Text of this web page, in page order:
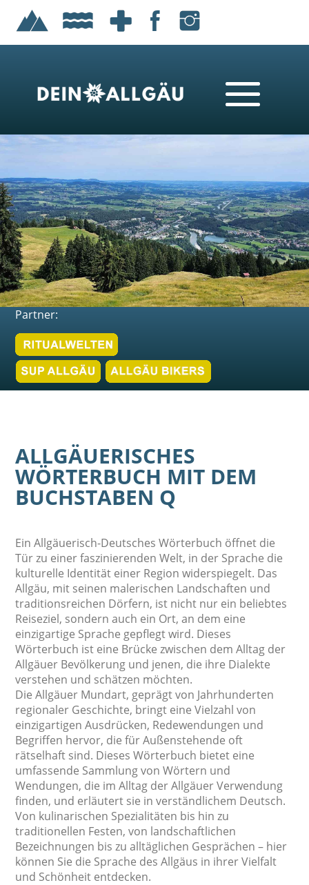
Partner:
ALLGÄUERISCHES
WÖRTERBUCH MIT DEM
BUCHSTABEN Q
Ein Allgäuerisch-Deutsches Wörterbuch öffnet die
Tür zu einer faszinierenden Welt, in der Sprache die
kulturelle Identität einer Region widerspiegelt. Das
Allgäu, mit seinen malerischen Landschaften und
traditionsreichen Dörfern, ist nicht nur ein beliebtes
Reiseziel, sondern auch ein Ort, an dem eine
einzigartige Sprache gepflegt wird. Dieses
Wörterbuch ist eine Brücke zwischen dem Alltag der
Allgäuer Bevölkerung und jenen, die ihre Dialekte
verstehen und schätzen möchten.
Die Allgäuer Mundart, geprägt von Jahrhunderten
regionaler Geschichte, bringt eine Vielzahl von
einzigartigen Ausdrücken, Redewendungen und
Begriffen hervor, die für Außenstehende oft
rätselhaft sind. Dieses Wörterbuch bietet eine
umfassende Sammlung von Wörtern und
Wendungen, die im Alltag der Allgäuer Verwendung
finden, und erläutert sie in verständlichem Deutsch.
Von kulinarischen Spezialitäten bis hin zu
traditionellen Festen, von landschaftlichen
Bezeichnungen bis zu alltäglichen Gesprächen – hier
können Sie die Sprache des Allgäus in ihrer Vielfalt
und Schönheit entdecken.